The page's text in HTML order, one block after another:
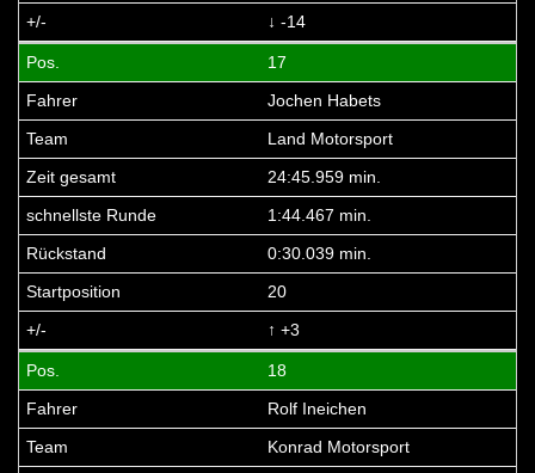
↓ -14
17
Jochen Habets
Land Motorsport
24:45.959 min.
1:44.467 min.
0:30.039 min.
20
↑ +3
18
Rolf Ineichen
Konrad Motorsport